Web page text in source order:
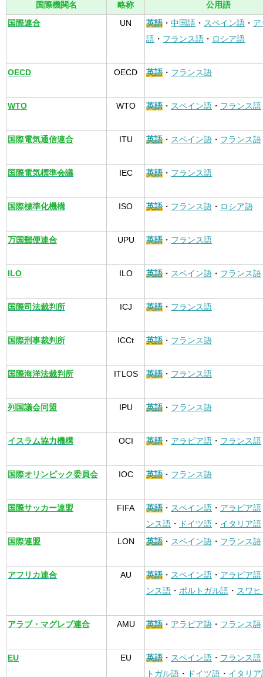
国際機関名 略称 公用語
国際連合 UN 英語 ・ 中国語 ・ スペイン語 ・
語 ・ フランス語 ・ ロシア語
OECD OECD 英語 ・ フランス語
WTO WTO 英語 ・ スペイン語 ・ フランス語
国際電気通信連合 ITU 英語 ・ スペイン語 ・ フランス語
国際電気標準会議 IEC 英語 ・ フランス語
国際標準化機構 ISO 英語 ・ フランス語 ・ ロシア語
万国郵便連合 UPU 英語 ・ フランス語
ILO ILO 英語 ・ スペイン語 ・ フランス語
国際司法裁判所 ICJ 英語 ・ フランス語
国際刑事裁判所 ICCt 英語 ・ フランス語
国際海洋法裁判所 ITLOS 英語 ・ フランス語
列国議会同盟 IPU 英語 ・ フランス語
イスラム協力機構 OCI 英語 ・ アラビア語 ・ フランス語
国際オリンピック委員会 IOC 英語 ・ フランス語
国際サッカー連盟 FIFA 英語 ・ スペイン語 ・ アラビア語
ンス語 ・ ドイツ語 ・ イタリア語
国際連盟
LON 英語 ・ スペイン語 ・ フランス語
アフリカ連合 AU 英語 ・ スペイン語 ・ アラビア語
ンス語 ・ ポルトガル語 ・ スワ
アラブ・マグレブ連合 AMU 英語 ・ アラビア語 ・ フランス語
EU EU 英語 ・ スペイン語 ・ フランス語
トガル語 ・ ドイツ語 ・ イタリア